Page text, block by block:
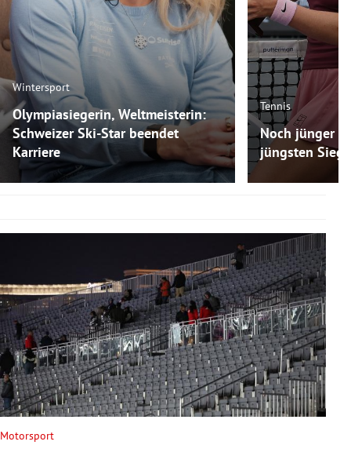
Wintersport
Olympiasiegerin, Weltmeisterin:
Schweizer Ski-Star beendet
Karriere
Tennis
Noch jünger
jüngsten
Motorsport